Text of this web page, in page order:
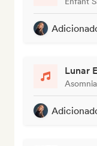
Lunar
Asomnia